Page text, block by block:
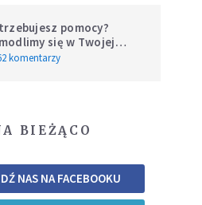
pomocy?
się w Twojej
komentarzy
BIEŻĄCO
NAS NA FACEBOOKU